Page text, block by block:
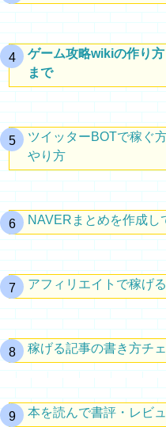
ゲーム攻略wikiの作り
まで
ツイッターBOTで稼ぐ
やり方
NAVERまとめを作成し
アフィリエイトで稼げ
稼げる記事の書き方チ
本を読んで書評・レビ